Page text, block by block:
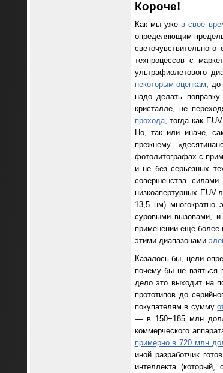
Короче!
Как мы уже в своё
определяющим
техпроцессов с
ультрафиолетового
некоторым оценкам ,
надо делать
кристалле, не
прохода, тогда как
Но, так или иначе,
прежнему
фотолитографах с
и не без серьёзных
совершенства
низкоапертурных
13,5 нм) многократно
суровыми вызовами,
применении ещё более
этими диапазонами
Казалось бы, цели
почему бы не взяться
дело это выходит на
прототипов до
покупателям в сумму
— в 150−185 млн
коммерческого
примерно в 720 млн
иной разработчик
интеллекта